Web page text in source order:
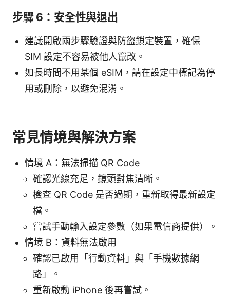
步驟 6：安全性與退出
建議開啟兩步驟驗證與防盜鎖定裝置，確保
SIM 設定不容易被他人竄改。
如長時間不用某個 eSIM，請在設定中標記為停
用或刪除，以避免混淆。
常見情境與解決方案
情境 A：無法掃描 QR Code
確認光線充足，鏡頭對焦清晰。
檢查 QR Code 是否過期，重新取得最新設定
檔。
嘗試手動輸入設定參數（如果電信商提供）。
情境 B：資料無法啟用
確認已啟用「行動資料」與「手機數據網
路」。
重新啟動 iPhone 後再嘗試。